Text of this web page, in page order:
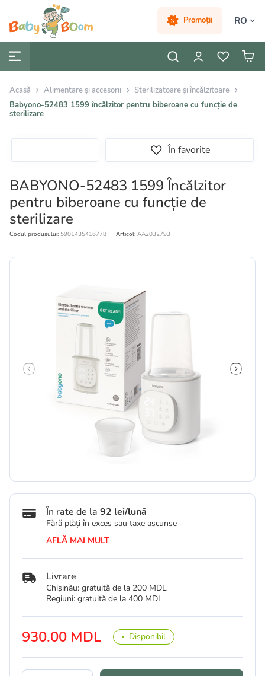
Promoții RO
Acasă Alimentare și accesorii
Sterilizatoare și încălzitoare
Babyono-52483 1599 încălzitor pentru biberoane cu funcție de
sterilizare
În favorite
BABYONO-52483 1599 Încălzitor
pentru biberoane cu funcție de
sterilizare
Codul produsului: 5901435416778 Articol: AA2032793
930.00 MDL Disponibil
În rate de la 92 lei/lună
Fără plăți în exces sau taxe ascunse
AFLĂ MAI MULT
Livrare
Chișinău: gratuită de la 200 MDL
Regiuni: gratuită de la 400 MDL